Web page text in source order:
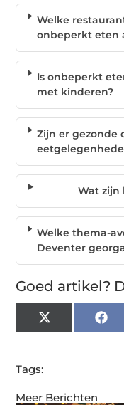
Meer Berichten
Welke
onbeperkt eten
Is onbeperkt
met kinderen?
Zijn er gezonde
Wat zijn
Welke thema-
Deventer
Goed artikel?
X
(Twitter)
Tags: